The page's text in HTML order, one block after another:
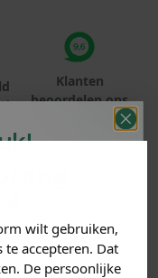
wilt gebruiken,
accepteren. Dat
De persoonlijke
Klanten
beoordelen ons
met een 9,6!
naar op